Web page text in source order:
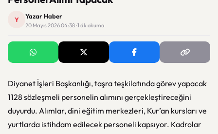
Y Yazar Haber
20 Mayıs 2026 04:38 · 1 dk okuma
Diyanet İşleri Başkanlığı, taşra teşkilatında görev yapacak
1128 sözleşmeli personelin alımını gerçekleştireceğini
duyurdu. Alımlar, dini eğitim merkezleri, Kur’an kursları ve
yurtlarda istihdam edilecek personeli kapsıyor. Kadrolar